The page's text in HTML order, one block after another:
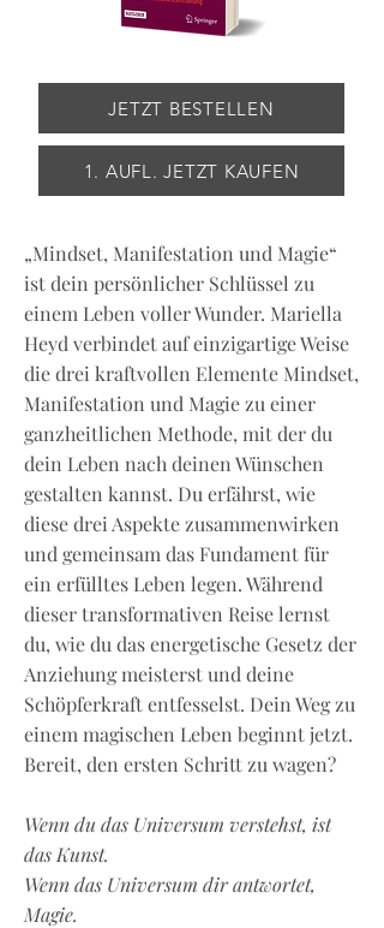
JETZT BESTELLEN
1. AUFL. JETZT KAUFEN
„Mindset, Manifestation und Magie“
ist dein persönlicher Schlüssel zu
einem Leben voller Wunder. Mariella
Heyd verbindet auf einzigartige Weise
die drei kraftvollen Elemente Mindset,
Manifestation und Magie zu einer
ganzheitlichen Methode, mit der du
dein Leben nach deinen Wünschen
gestalten kannst. Du erfährst, wie
diese drei Aspekte zusammenwirken
und gemeinsam das Fundament für
ein erfülltes Leben legen. Während
dieser transformativen Reise lernst
du, wie du das energetische Gesetz der
Anziehung meisterst und deine
Schöpferkraft entfesselst. Dein Weg zu
einem magischen Leben beginnt jetzt.
Bereit, den ersten Schritt zu wagen?
Wenn du das Universum verstehst, ist
das Kunst.
Wenn das Universum dir antwortet,
Magie.